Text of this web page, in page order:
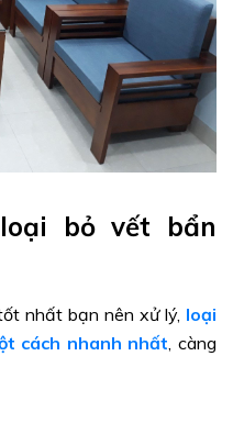
bỏ vết bẩn
nhất bạn nên xử lý, loại
cách nhanh nhất , càng